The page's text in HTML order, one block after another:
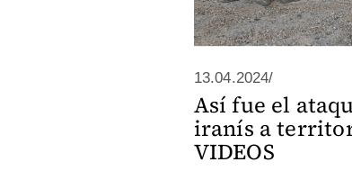
13.04.2024/
Así fue el
iranís a
VIDEOS